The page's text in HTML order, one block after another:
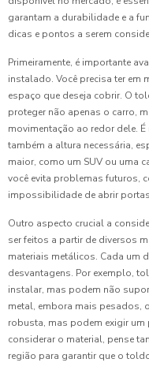
garantam a durabilidade e a
dicas e pontos a serem
Primeiramente, é importante
instalado. Você precisa ter em
espaço que deseja cobrir. O
proteger não apenas o carro,
movimentação ao redor dele.
também a altura necessária,
maior, como um SUV ou uma
você evita problemas futuros,
impossibilidade de abrir
Outro aspecto crucial a
ser feitos a partir de diversos
materiais metálicos. Cada um
desvantagens. Por exemplo,
instalar, mas podem não
metal, embora mais pesados,
robusta, mas podem exigir
considerar o material, pense
região para garantir que o